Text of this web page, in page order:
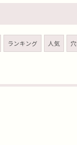
ランキング 人気